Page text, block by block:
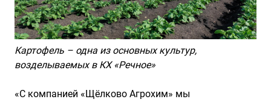
Картофель – одна из основных культур,
возделываемых в КХ «Речное»
«С компанией «Щёлково Агрохим» мы